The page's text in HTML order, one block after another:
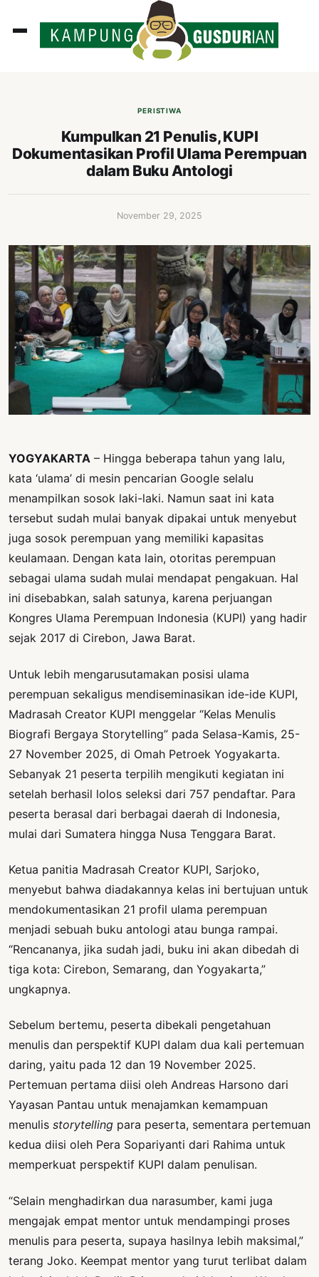
PERISTIWA
Kumpulkan 21 Penulis, KUPI
Dokumentasikan Profil Ulama Perempuan
dalam Buku Antologi
November 29, 2025
YOGYAKARTA – Hingga beberapa tahun yang lalu,
kata ‘ulama’ di mesin pencarian Google selalu
menampilkan sosok laki-laki. Namun saat ini kata
tersebut sudah mulai banyak dipakai untuk menyebut
juga sosok perempuan yang memiliki kapasitas
keulamaan. Dengan kata lain, otoritas perempuan
sebagai ulama sudah mulai mendapat pengakuan. Hal
ini disebabkan, salah satunya, karena perjuangan
Kongres Ulama Perempuan Indonesia (KUPI) yang hadir
sejak 2017 di Cirebon, Jawa Barat.
Untuk lebih mengarusutamakan posisi ulama
perempuan sekaligus mendiseminasikan ide-ide KUPI,
Madrasah Creator KUPI menggelar “Kelas Menulis
Biografi Bergaya Storytelling” pada Selasa-Kamis, 25-
27 November 2025, di Omah Petroek Yogyakarta.
Sebanyak 21 peserta terpilih mengikuti kegiatan ini
setelah berhasil lolos seleksi dari 757 pendaftar. Para
peserta berasal dari berbagai daerah di Indonesia,
mulai dari Sumatera hingga Nusa Tenggara Barat.
Ketua panitia Madrasah Creator KUPI, Sarjoko,
menyebut bahwa diadakannya kelas ini bertujuan untuk
mendokumentasikan 21 profil ulama perempuan
menjadi sebuah buku antologi atau bunga rampai.
“Rencananya, jika sudah jadi, buku ini akan dibedah di
tiga kota: Cirebon, Semarang, dan Yogyakarta,”
ungkapnya.
Sebelum bertemu, peserta dibekali pengetahuan
menulis dan perspektif KUPI dalam dua kali pertemuan
daring, yaitu pada 12 dan 19 November 2025.
Pertemuan pertama diisi oleh Andreas Harsono dari
Yayasan Pantau untuk menajamkan kemampuan
menulis storytelling para peserta, sementara pertemuan
kedua diisi oleh Pera Sopariyanti dari Rahima untuk
memperkuat perspektif KUPI dalam penulisan.
“Selain menghadirkan dua narasumber, kami juga
mengajak empat mentor untuk mendampingi proses
menulis para peserta, supaya hasilnya lebih maksimal,”
terang Joko. Keempat mentor yang turut terlibat dalam